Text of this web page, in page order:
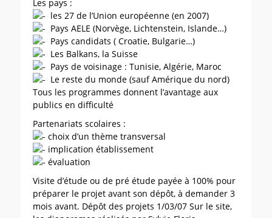
Les pays :
les 27 de l’Union européenne (en 2007)
Pays AELE (Norvège, Lichtenstein, Islande…)
Pays candidats ( Croatie, Bulgarie…)
Les Balkans, la Suisse
Pays de voisinage : Tunisie, Algérie, Maroc
Le reste du monde (sauf Amérique du nord)
Tous les programmes donnent l’avantage aux
publics en difficulté
Partenariats scolaires :
choix d’un thème transversal
implication établissement
évaluation
Visite d’étude ou de pré étude payée à 100% pour
préparer le projet avant son dépôt, à demander 3
mois avant. Dépôt des projets 1/03/07 Sur le site,